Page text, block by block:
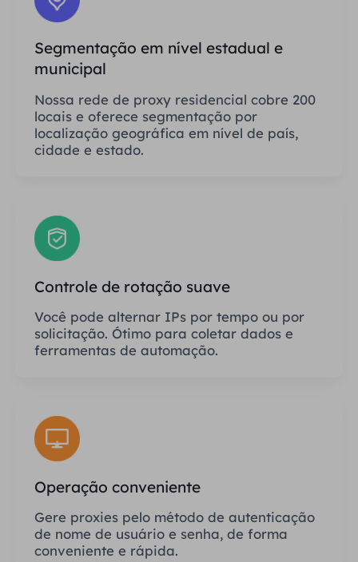
Segmentação em nível estadual e
municipal
Nossa rede de proxy residencial cobre 200
locais e oferece segmentação por
localização geográfica em nível de país,
cidade e estado.
Controle de rotação suave
Você pode alternar IPs por tempo ou por
solicitação. Ótimo para coletar dados e
ferramentas de automação.
Operação conveniente
Gere proxies pelo método de autenticação
de nome de usuário e senha, de forma
conveniente e rápida.